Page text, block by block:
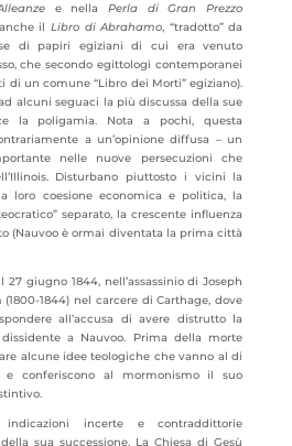
e nella Perla di Gran Prezzo
il Libro di Abrahamo, “tradotto” da
di papiri egiziani di cui era venuto
che secondo egittologi contemporanei
di un comune “Libro dei Morti” egiziano).
alcuni seguaci la più discussa della sue
la poligamia. Nota a pochi, questa
a un’opinione diffusa – un
nelle nuove persecuzioni che
Disturbano piuttosto i vicini la
loro coesione economica e politica, la
separato, la crescente influenza
(Nauvoo è ormai diventata la prima città
giugno 1844, nell’assassinio di Joseph
1844) nel carcere di Carthage, dove
all’accusa di avere distrutto la
a Nauvoo. Prima della morte
alcune idee teologiche che vanno al di
e conferiscono al mormonismo il suo
incerte e contraddittorie
sua successione. La Chiesa di Gesù